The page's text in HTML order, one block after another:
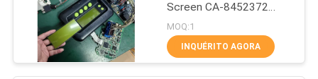
SOBRE
NÓS
21
Screen CA-8452372
Green Display Type LCD
Screen for THERMO
KING SB210 SB230 HMI
MOQ:1
INQUÉRITO AGORA